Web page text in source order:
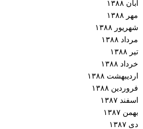
آبان ۱۳۸۸
مهر ۱۳۸۸
شهریور ۱۳۸۸
مرداد ۱۳۸۸
تیر ۱۳۸۸
خرداد ۱۳۸۸
اردیبهشت ۱۳۸۸
فروردین ۱۳۸۸
اسفند ۱۳۸۷
بهمن ۱۳۸۷
دی ۱۳۸۷